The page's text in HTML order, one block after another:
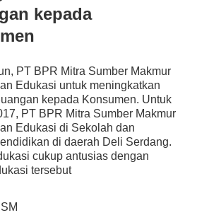
kepada
PT BPR Mitra Sumber Makmur
Edukasi untuk meningkatkan
kepada Konsumen. Untuk
PT BPR Mitra Sumber Makmur
Edukasi di Sekolah dan
di daerah Deli Serdang.
cukup antusias dengan
tersebut